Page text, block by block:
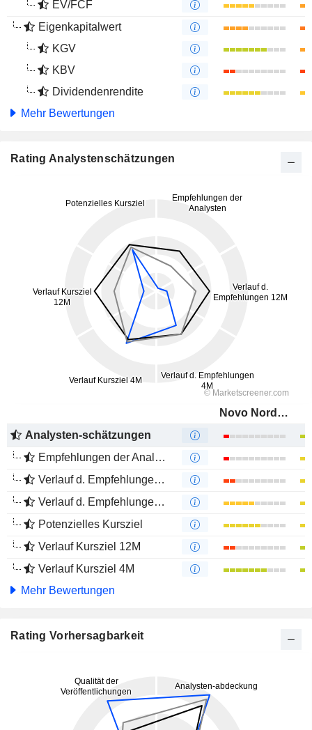
EV/FCF
Eigenkapitalwert
KGV
KBV
Dividendenrendite
Mehr Bewertungen
Rating Analystenschätzungen
Novo Nordisk A/S
Analysten-schätzungen
Empfehlungen der Analysten
Verlauf d. Empfehlungen 12M
Verlauf d. Empfehlungen 4M
Potenzielles Kursziel
Verlauf Kursziel 12M
Verlauf Kursziel 4M
Mehr Bewertungen
Rating Vorhersagbarkeit